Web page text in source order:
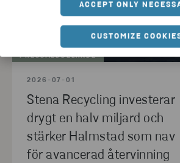
ACCEPT ONLY
CUSTOMIZE
PRESSMEDDELANDE
2026-07-01
Stena Recycling investerar
drygt en halv miljard och
stärker Halmstad som nav
för avancerad återvinning